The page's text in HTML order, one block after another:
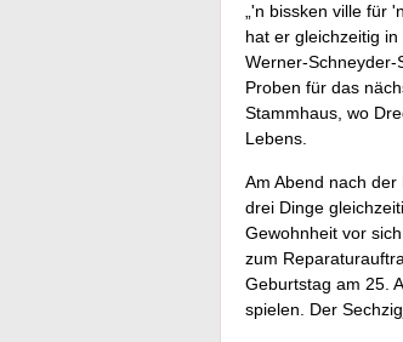
„'n bissken ville für
hat er gleichzeitig
Werner-Schneyder-
Proben für das
Stammhaus, wo
Lebens.
Am Abend nach
drei Dinge
Gewohnheit vor
zum
Geburtstag am 25.
spielen. Der